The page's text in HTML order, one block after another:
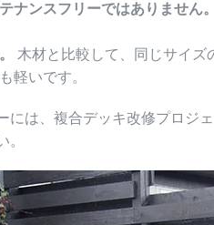
ナンスフリーではありません。
木材と比較して、同じサイズ
軽いです。
には、複合デッキ改修プロジ
。